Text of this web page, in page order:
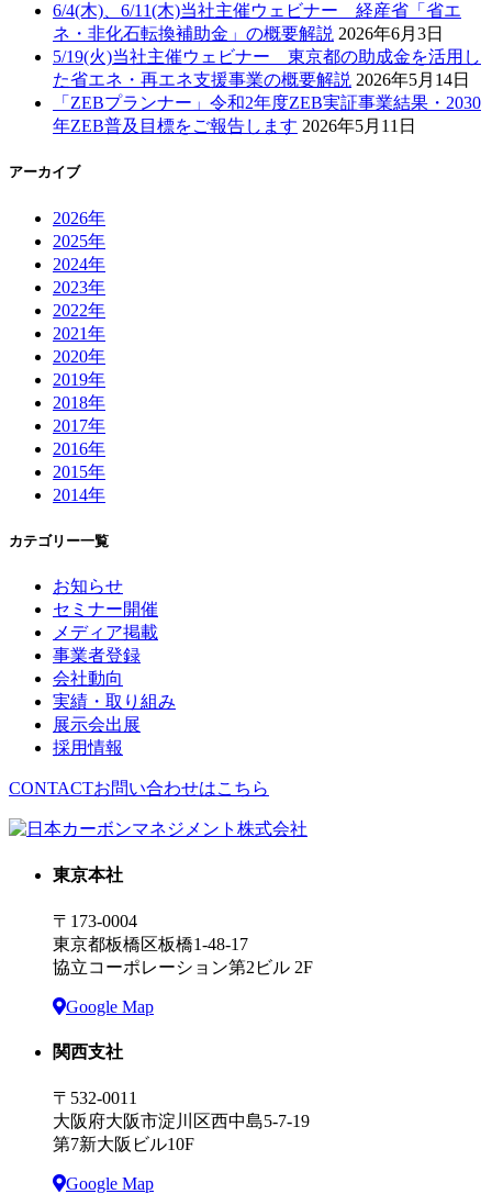
6/4(木)、6/11(木)当社主催ウェビナー 経産省「省エ
ネ・非化石転換補助金」の概要解説 2026年6月3日
5/19(火)当社主催ウェビナー 東京都の助成金を活用し
た省エネ・再エネ支援事業の概要解説 2026年5月14日
「ZEBプランナー」令和2年度ZEB実証事業結果・2030
年ZEB普及目標をご報告します 2026年5月11日
アーカイブ
2026年
2025年
2024年
2023年
2022年
2021年
2020年
2019年
2018年
2017年
2016年
2015年
2014年
カテゴリー一覧
お知らせ
セミナー開催
メディア掲載
事業者登録
会社動向
実績・取り組み
展示会出展
採用情報
CONTACTお問い合わせはこちら
東京本社
〒173-0004
東京都板橋区板橋1-48-17
協立コーポレーション第2ビル 2F
Google Map
関西支社
〒532-0011
大阪府大阪市淀川区西中島5-7-19
第7新大阪ビル10F
Google Map